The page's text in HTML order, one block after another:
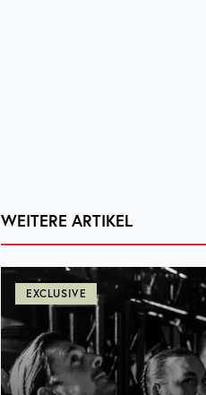
WEITERE ARTIKEL
EXCLUSIVE